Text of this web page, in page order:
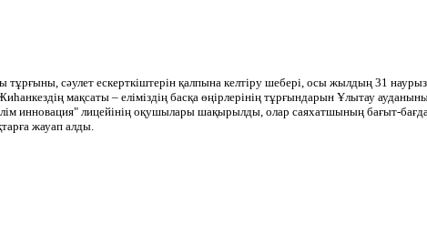
сәулет ескерткіштерін қалпына келтіру шебері, осы жылдың 31
мақсаты – еліміздің басқа өңірлерінің тұрғындарын Ұлытау
инновация" лицейінің оқушылары шақырылды, олар саяхатшының бағыт-
жауап алды.